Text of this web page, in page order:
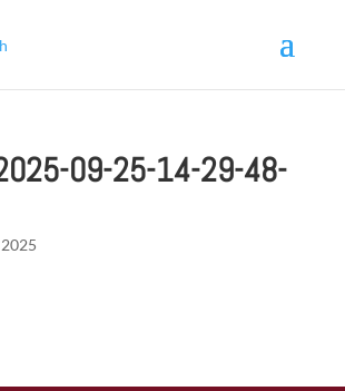
09-25-14-29-48-